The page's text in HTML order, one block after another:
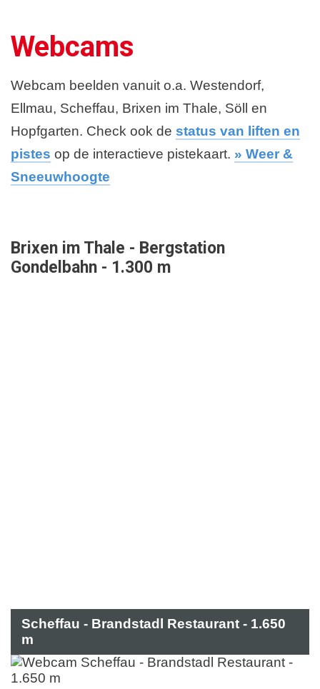
Webcams
Webcam beelden vanuit o.a. Westendorf,
Ellmau, Scheffau, Brixen im Thale, Söll en
Hopfgarten. Check ook de status van liften en
pistes op de interactieve pistekaart. » Weer &
Sneeuwhoogte
Brixen im Thale - Bergstation
Gondelbahn - 1.300 m
Scheffau - Brandstadl Restaurant - 1.650
m